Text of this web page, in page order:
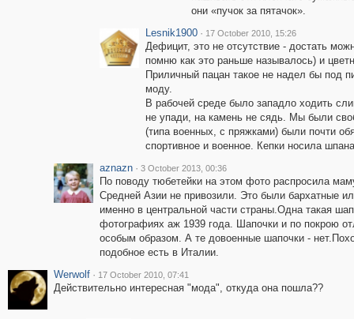
они «пучок за пятачок».
Lesnik1900 · 17 October 2010, 15:26
Дефицит, это не отсутствие - достать
помню как это раньше называлось) и
Приличный пацан такое не надел бы под
моду.
В рабочей среде было западло ходить
не упади, на камень не сядь. Мы были
(типа военных, с пряжками) были почти
спортивное и военное. Кепки носила
aznazn · 3 October 2013, 00:36
По поводу тюбетейки на этом фото распросила
Средней Азии не привозили. Это были бархатные
именно в центральной части страны.Одна такая
фотографиях аж 1939 года. Шапочки и по покрою
особым образом. А те довоенные шапочки -
подобное есть в Италии.
Werwolf · 17 October 2010, 07:41
Действительно интересная "мода", откуда она пошла??